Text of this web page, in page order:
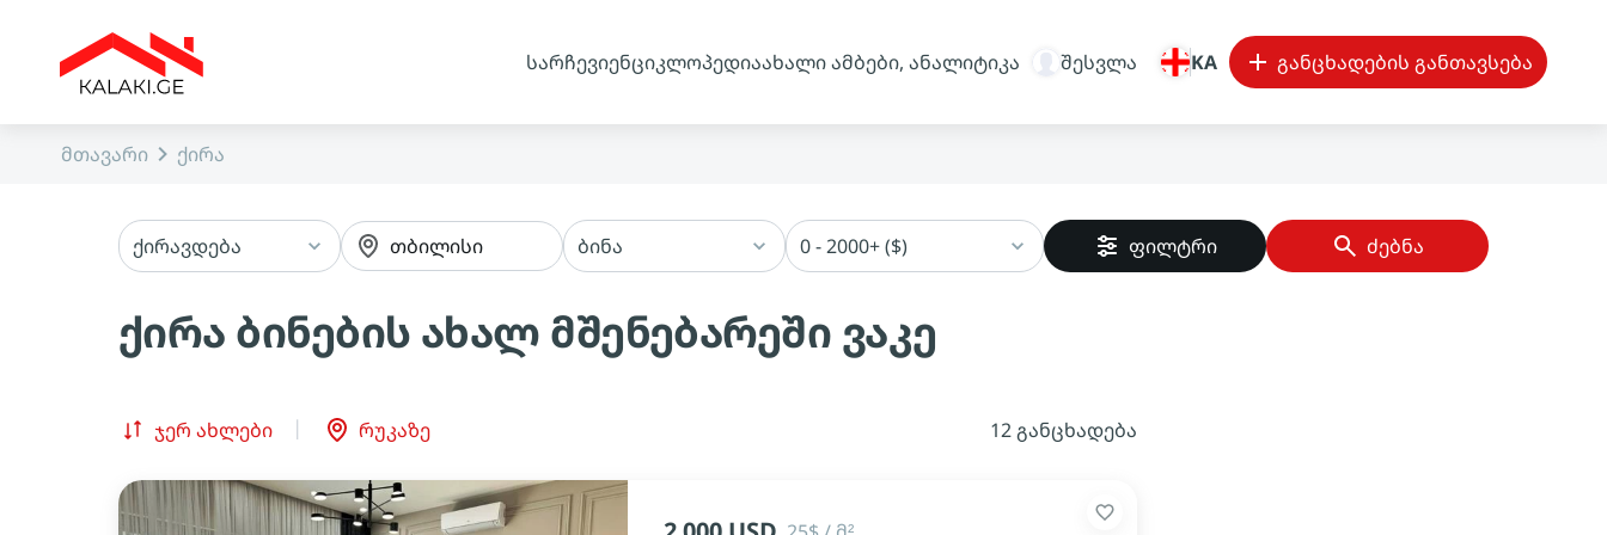
სარჩევიენციკლოპედიაახალი ამბები, ანალიტიკა შესვლა KA განცხადების განთავსება
მთავარი ქირა
ქირავდება თბილისი ბინა 0 - 2000+ ($) ფილტრი ძებნა
ქირა ბინების ახალ მშენებარეში ვაკე
ჯერ ახლები რუკაზე 12 განცხადება